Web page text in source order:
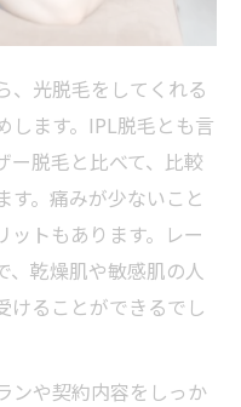
、光脱毛をしてくれる
します。IPL脱毛とも言
ー脱毛と比べて、比較
す。痛みが少ないこと
ットもあります。レー
、乾燥肌や敏感肌の人
けることができるでし
ンや契約内容をしっか